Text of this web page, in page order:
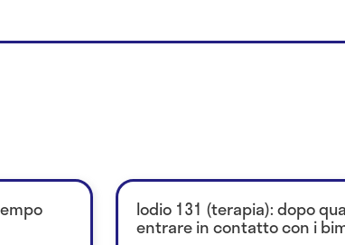
Iodio 131 (terapia): dopo
entrare in contatto con i